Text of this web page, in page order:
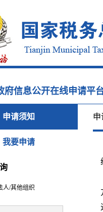
府信息公开在线申请平
申请须知
我要申请
人/其他组织
申